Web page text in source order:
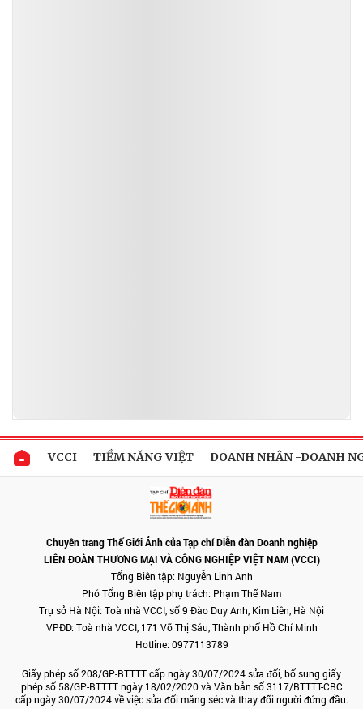
VCCI TIỀM NĂNG VIỆT DOANH NHÂN -DOANH
Chuyên trang Thế Giới Ảnh của Tạp chí Diễn đàn Doanh nghiệp
LIÊN ĐOÀN THƯƠNG MẠI VÀ CÔNG NGHIỆP VIỆT NAM (VCCI)
Tổng Biên tập: Nguyễn Linh Anh
Phó Tổng Biên tập phụ trách: Phạm Thế Nam
Trụ sở Hà Nội: Toà nhà VCCI, số 9 Đào Duy Anh, Kim Liên, Hà Nội
VPĐD: Toà nhà VCCI, 171 Võ Thị Sáu, Thành phố Hồ Chí Minh
Hotline: 0977113789
Giấy phép số 208/GP-BTTTT cấp ngày 30/07/2024 sửa đổi, bổ sung giấy
phép số 58/GP-BTTTT ngày 18/02/2020 và Văn bản số 3117/BTTTT-CBC
cấp ngày 30/07/2024 về việc sửa đổi măng séc và thay đổi người đứng đầu.